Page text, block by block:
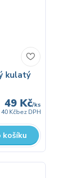
kulatý
49 Kč/ks
40 Kčbez DPH
košíku